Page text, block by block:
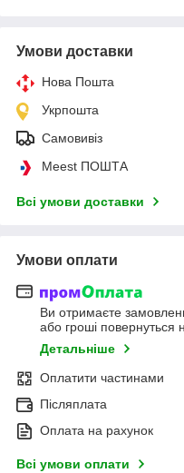
Умови доставки
Нова Пошта
Укрпошта
Самовивіз
Meest ПОШТА
Всі умови доставки
Умови оплати
Ви отримаєте
або гроші повернуться
Детальніше
Оплатити частинами
Післяплата
Оплата на рахунок
Всі умови оплати